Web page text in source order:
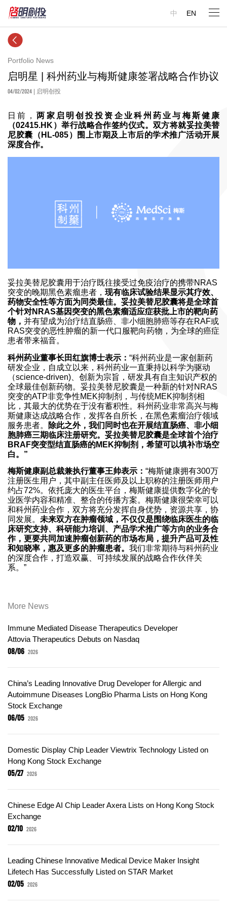
中 EN
Portfolio News
启明星 | 科州药业与梅斯健康签署战略合作协议
04/02/2024 | 启明创投
日前，两家启明创投投资企业科州药业与梅斯健康
（02415.HK）举行战略合作签约仪式。双方将就妥拉美替
尼胶囊（HL-085）围上市期及上市后的学术推广活动开展
深度合作。
妥拉美替尼胶囊用于治疗既往接受过免疫治疗的携带NRAS
突变的晚期黑色素瘤患者， 现有临床试验结果显示其疗效、
药物安全性等方面为同类最佳。妥拉美替尼胶囊将是全球首
个针对NRAS基因突变的黑色素瘤适应症获批上市的靶向药
物， 并有望成为治疗结直肠癌、非小细胞肺癌等存在RAF或
RAS突变的恶性肿瘤的新一代口服靶向药物，为全球的癌症
患者带来福音。
科州药业董事长田红旗博士表示： “科州药业是一家创新药
研发企业，自成立以来，科州药业一直秉持以科学为驱动
（science-driven)、创新为宗旨，研发具有自主知识产权的
全球最佳创新药物。妥拉美替尼胶囊是一种新的针对NRAS
突变的ATP非竞争性MEK抑制剂，与传统MEK抑制剂相
比，其最大的优势在于没有蓄积性。科州药业非常高兴与梅
斯健康达成战略合作，发挥各自所长，在黑色素瘤治疗领域
服务患者。
除此之外，我们同时也在开展结直肠癌、非小细
胞肺癌三期临床注册研究。妥拉美替尼胶囊是全球首个治疗
BRAF突变型结直肠癌的MEK抑制剂，希望可以填补市场空
白。”
梅斯健康副总裁兼执行董事王帅表示： “梅斯健康拥有300万
注册医生用户，其中副主任医师及以上职称的注册医师用户
约占72%。依托庞大的医生平台，梅斯健康提供数字化的专
业医学内容和精准、整合的传播方案。梅斯健康很荣幸可以
和科州药业合作，双方将充分发挥自身优势，资源共享，协
同发展。 未来双方在肿瘤领域，不仅仅是围绕临床医生的临
床研究支持、科研能力培训、产品学术推广等方向的业务合
作，更要共同加速肿瘤创新药的市场布局，提升产品可及性
和知晓率，惠及更多的肿瘤患者。 我们非常期待与科州药业
的深度合作，打造双赢、可持续发展的战略合作伙伴关
系。”
More News
Immune Mediated Disease Therapeutics Developer
Attovia Therapeutics Debuts on Nasdaq
08/06 2026
China’s Leading Innovative Drug Developer for Allergic and
Autoimmune Diseases LongBio Pharma Lists on Hong Kong
Stock Exchange
06/05 2026
Domestic Display Chip Leader Viewtrix Technology Listed on
Hong Kong Stock Exchange
05/27 2026
Chinese Edge AI Chip Leader Axera Lists on Hong Kong Stock
Exchange
02/10 2026
Leading Chinese Innovative Medical Device Maker Insight
Lifetech Has Successfully Listed on STAR Market
02/05 2026